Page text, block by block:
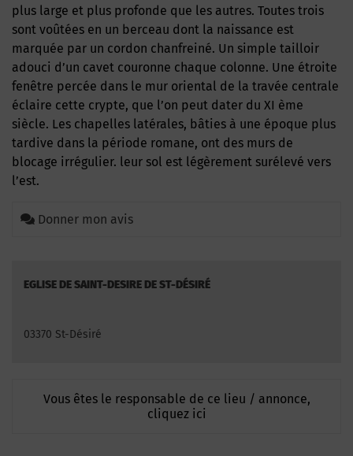
plus large et plus profonde que les autres. Toutes trois
sont voûtées en un berceau dont la naissance est
marquée par un cordon chanfreiné. Un simple tailloir
adouci d’un cavet couronne chaque colonne. Une étroite
fenêtre percée dans le mur oriental de la travée centrale
éclaire cette crypte, que l’on peut dater du XI ème
siècle. Les chapelles latérales, bâties à une époque plus
tardive dans la période romane, ont des murs de
blocage irrégulier. leur sol est légèrement surélevé vers
l’est.
Donner mon avis
EGLISE DE SAINT-DESIRE DE ST-DÉSIRÉ
03370 St-Désiré
Vous êtes le responsable de ce lieu / annonce,
cliquez ici